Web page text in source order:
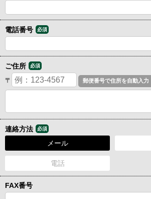
電話番号 必須
ご住所 必須
〒
連絡方法 必須
メール
電話
FAX番号